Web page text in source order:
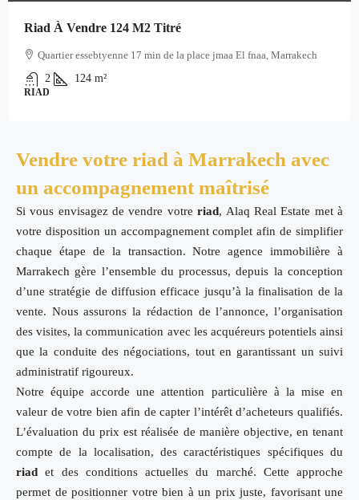
Riad À Vendre 124 M2 Titré
Quartier essebtyenne 17 min de la place jmaa El fnaa, Marrakech
2
124 m²
RIAD
Vendre votre riad à Marrakech avec
un accompagnement maîtrisé
Si vous envisagez de vendre votreriad, Alaq Real Estate met à
votre disposition un accompagnement complet afin de simplifier
chaque étape de la transaction. Notre agence immobilière à
Marrakech gère l’ensemble du processus, depuis la conception
d’une stratégie de diffusion efficace jusqu’à la finalisation de la
vente. Nous assurons la rédaction de l’annonce, l’organisation
des visites, la communication avec les acquéreurs potentiels ainsi
que la conduite des négociations, tout en garantissant un suivi
administratif rigoureux.
Notre équipe accorde une attention particulière à la mise en
valeur de votre bien afin de capter l’intérêt d’acheteurs qualifiés.
L’évaluation du prix est réalisée de manière objective, en tenant
compte de la localisation, des caractéristiques spécifiques du
riad et des conditions actuelles du marché. Cette approche
permet de positionner votre bien à un prix juste, favorisant une